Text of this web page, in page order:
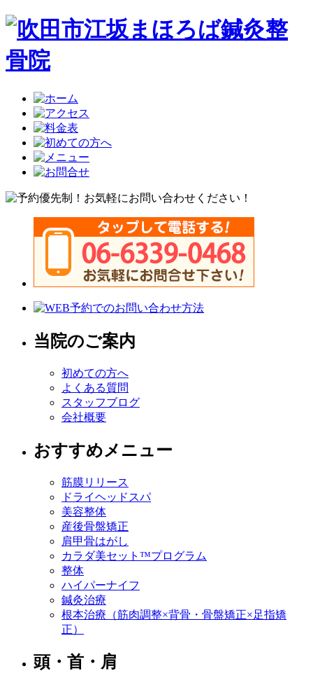
当院のご案内
初めての方へ
よくある質問
スタッフブログ
会社概要
おすすめメニュー
筋膜リリース
ドライヘッドスパ
美容整体
産後骨盤矯正
肩甲骨はがし
カラダ美セット™プログラム
整体
ハイパーナイフ
鍼灸治療
根本治療（筋肉調整×背骨・骨盤矯正×足指矯
正）
頭・首・肩